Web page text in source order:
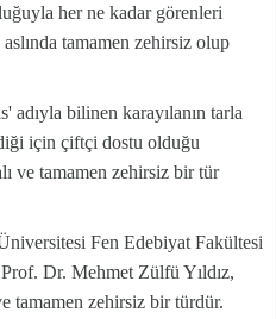
her ne kadar görenleri
tamamen zehirsiz olup
bilinen karayılanın tarla
için çiftçi dostu olduğu
ve tamamen zehirsiz bir tür
Fen Edebiyat Fakültesi
Dr. Mehmet Zülfü Yıldız,
tamamen zehirsiz bir türdür.